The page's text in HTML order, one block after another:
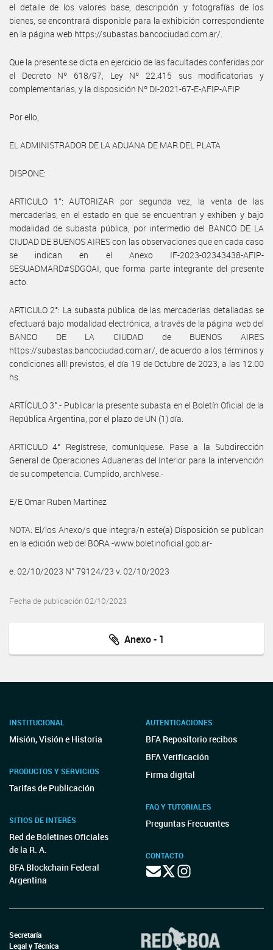
el detalle de los valores base, descripción y fotografías de los
bienes, se encontrará disponible para la exhibición correspondiente
en la página web https://subastas.bancociudad.com.ar/.
Que la presente se dicta en ejercicio de las facultades conferidas por
el Decreto Nº 618/97, Ley Nº 22.415 sus modificatorias y
complementarias, y la disposición Nº DI-2021-67-E-AFIP-AFIP
Por ello,
EL ADMINISTRADOR DE LA ADUANA DE MAR DEL PLATA
DISPONE:
ARTICULO 1°: AUTORIZAR por segunda vez, la venta de las
mercaderías, en el estado en que se encuentran y exhiben y bajo
modalidad de subasta pública, por intermedio del BANCO DE LA
CIUDAD DE BUENOS AIRES con las observaciones que en cada caso
se indican en el Anexo IF-2023-02343438-AFIP-
SESUADMARD#SDGOAI, que forma parte integrante del presente
acto.
ARTICULO 2°: La subasta pública de las mercaderías detalladas se
efectuará bajo modalidad electrónica, a través de la página web del
BANCO DE LA CIUDAD de BUENOS AIRES
https://subastas.bancociudad.com.ar/, de acuerdo a los términos y
condiciones allí previstos, el día 19 de Octubre de 2023, a las 12:00
hs.
ARTÍCULO 3°.- Publicar la presente subasta en el Boletín Oficial de la
República Argentina, por el plazo de UN (1) día.
ARTICULO 4° Regístrese, comuníquese. Pase a la Subdirección
General de Operaciones Aduaneras del Interior para la intervención
de su competencia. Cumplido, archívese.-
E/E Omar Ruben Martinez
NOTA: El/los Anexo/s que integra/n este(a) Disposición se publican
en la edición web del BORA -www.boletinoficial.gob.ar-
e. 02/10/2023 N° 79124/23 v. 02/10/2023
Fecha de publicación 02/10/2023
Anexo - 1
INSTITUCIONAL
Misión, Visión e Historia
PRODUCTOS Y SERVICIOS
Tarifas de Publicación
SITIOS DE INTERÉS
Red de Boletines Oficiales
de la R. A.
BFA Blockchain Federal
Argentina
AUTENTICACIONES
BFA Repositorio recibos
BFA Verificación
Firma digital
FAQ Y TUTORIALES
Preguntas Frecuentes
CONTACTO
Secretaría
Legal y Técnica